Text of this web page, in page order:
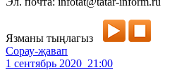
Язманы тыңлагыз
Сорау-җавап
1 сентябрь 2020 21:00